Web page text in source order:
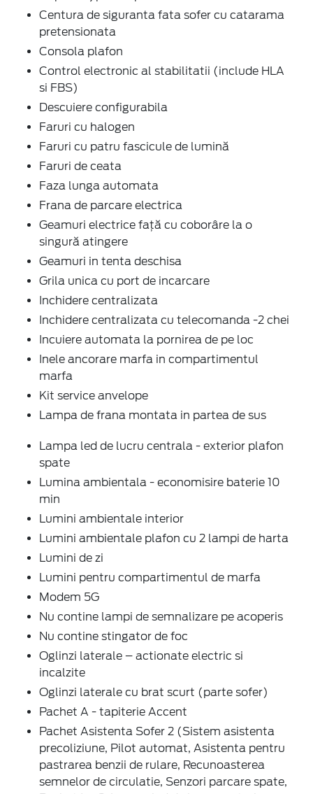
Centura de siguranta fata sofer cu catarama
pretensionata
Consola plafon
Control electronic al stabilitatii (include HLA
si FBS)
Descuiere configurabila
Faruri cu halogen
Faruri cu patru fascicule de lumină
Faruri de ceata
Faza lunga automata
Frana de parcare electrica
Geamuri electrice faţă cu coborâre la o
singură atingere
Geamuri in tenta deschisa
Grila unica cu port de incarcare
Inchidere centralizata
Inchidere centralizata cu telecomanda -2 chei
Incuiere automata la pornirea de pe loc
Inele ancorare marfa in compartimentul
marfa
Kit service anvelope
Lampa de frana montata in partea de sus
Lampa led de lucru centrala - exterior plafon
spate
Lumina ambientala - economisire baterie 10
min
Lumini ambientale interior
Lumini ambientale plafon cu 2 lampi de harta
Lumini de zi
Lumini pentru compartimentul de marfa
Modem 5G
Nu contine lampi de semnalizare pe acoperis
Nu contine stingator de foc
Oglinzi laterale – actionate electric si
incalzite
Oglinzi laterale cu brat scurt (parte sofer)
Pachet A - tapiterie Accent
Pachet Asistenta Sofer 2 (Sistem asistenta
precoliziune, Pilot automat, Asistenta pentru
pastrarea benzii de rulare, Recunoasterea
semnelor de circulatie, Senzori parcare spate,